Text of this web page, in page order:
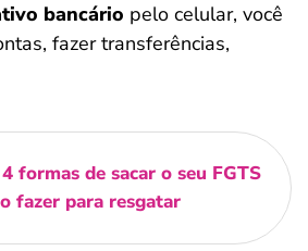
bancário pelo celular, você
fazer transferências,
formas de sacar o seu FGTS
fazer para resgatar